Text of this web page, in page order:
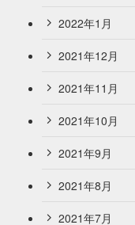
2022年1月
2021年12月
2021年11月
2021年10月
2021年9月
2021年8月
2021年7月